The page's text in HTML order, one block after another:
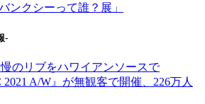
ンクシーって誰？展」
-
のリブをハワイアンソースで
2021 A/W』が無観客で開催、226万人